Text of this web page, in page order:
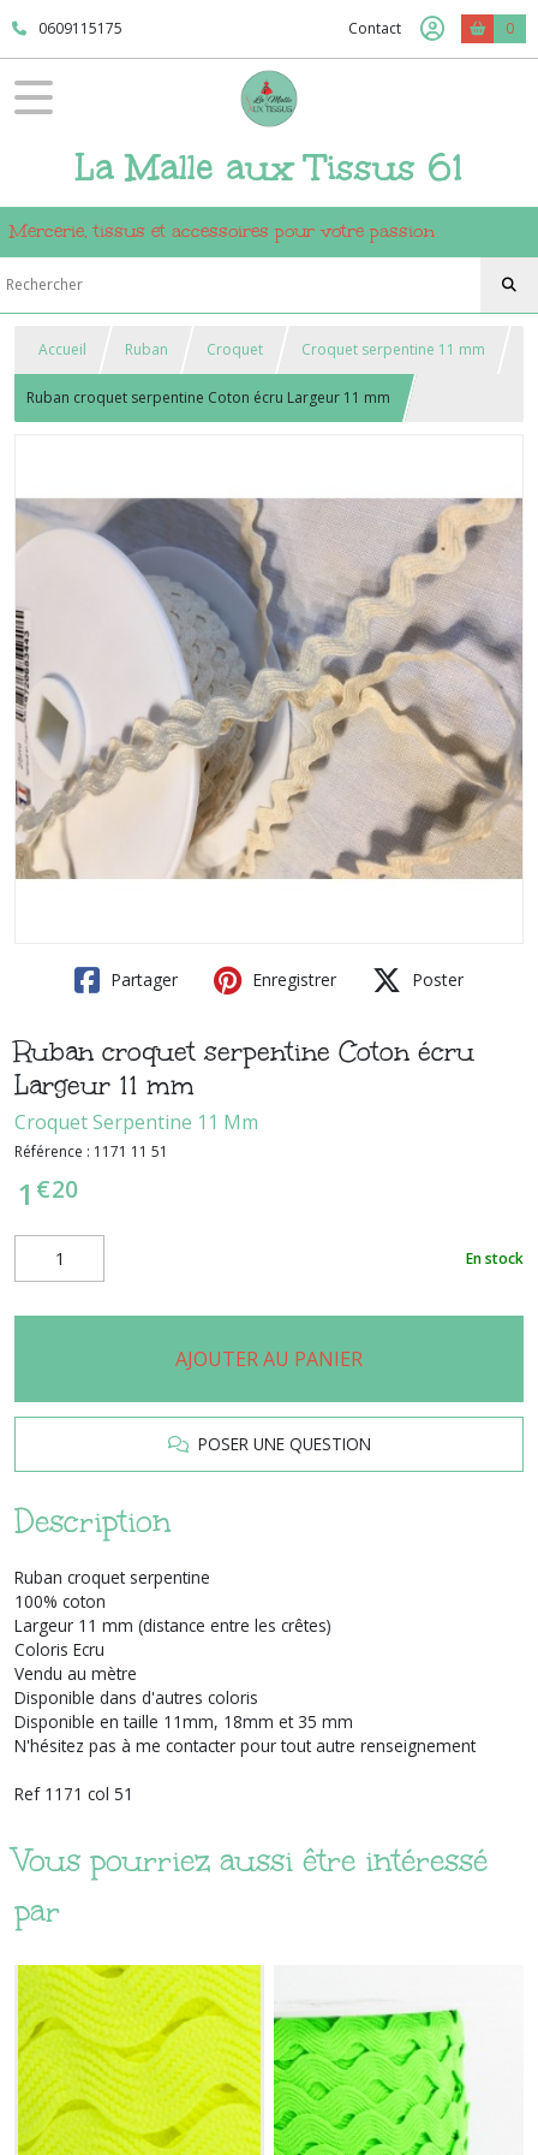
0609115175 Contact 0
La Malle aux Tissus 61
Mercerie, tissus et accessoires pour votre passion
Accueil Ruban Croquet Croquet serpentine 11 mm
Ruban croquet serpentine Coton écru Largeur 11 mm
Partager Enregistrer Poster
Ruban croquet serpentine Coton écru
Largeur 11 mm
Croquet Serpentine 11 Mm
Référence : 1171 11 51
1 €20
En stock
AJOUTER AU PANIER
POSER UNE QUESTION
Description
Ruban croquet serpentine
100% coton
Largeur 11 mm (distance entre les crêtes)
Coloris Ecru
Vendu au mètre
Disponible dans d'autres coloris
Disponible en taille 11mm, 18mm et 35 mm
N'hésitez pas à me contacter pour tout autre renseignement
Ref 1171 col 51
Vous pourriez aussi être intéressé
par